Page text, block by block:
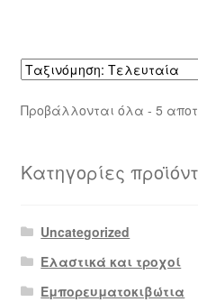
Προβάλλονται όλα - 5
Κατηγορίες
Uncategorized
Ελαστικά και τροχοί
Εμπορευματοκιβώτια